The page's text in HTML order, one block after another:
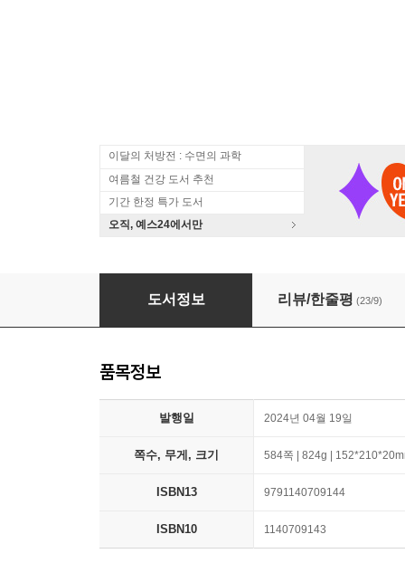
이달의 처방전 : 수면의 과학
여름철 건강 도서 추천
기간 한정 특가 도서
오직, 예스24에서만
무작정 따라하기 도쿄
도서정보 리뷰/한줄평 (23/9)
품목정보
발행일 2024년 04월 19일
쪽수, 무게, 크기 584쪽 | 824g |
ISBN13 9791140709144
ISBN10 1140709143